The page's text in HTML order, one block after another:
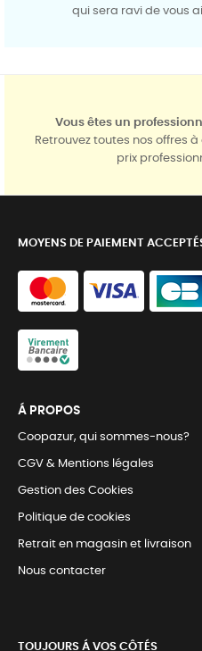
qui sera ravi de vous
Vous êtes un
Retrouvez toutes nos offres à
prix
MOYENS DE PAIEMENT
Á PROPOS
Coopazur, qui sommes-nous?
CGV & Mentions légales
Gestion des Cookies
Politique de cookies
Retrait en magasin et livraison
Nous contacter
TOUJOURS Á VOS CÔTÉS